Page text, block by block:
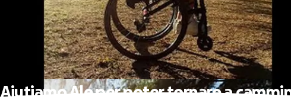
Aiutiamo Ale per poter tornare a